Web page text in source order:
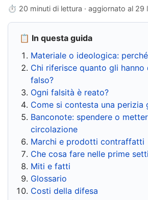
⏱ 20 minuti di lettura · aggiornato al 29
📋 In questa guida
Materiale o ideologica:
Chi riferisce quanto gli
falso?
Ogni falsità è reato?
Come si contesta una perizia
Banconote: spendere o
circolazione
Marchi e prodotti contraffatti
Che cosa fare nelle prime
Miti e fatti
Glossario
Costi della difesa